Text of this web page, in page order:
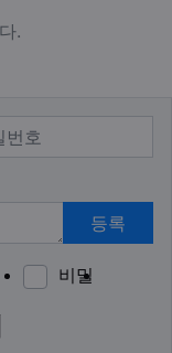
.
수
등록
비밀